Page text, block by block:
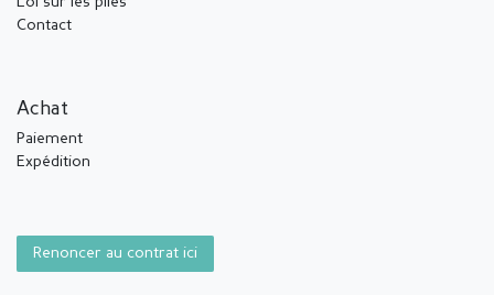
Contact
Achat
Paiement
Expédition
Renoncer au contrat ici